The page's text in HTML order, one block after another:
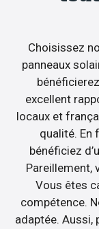
Choisissez
panneaux
excellent
locaux et
qualité. En
bénéficiez
Pareillement,
Vous êtes
compétence.
adaptée. Aussi,